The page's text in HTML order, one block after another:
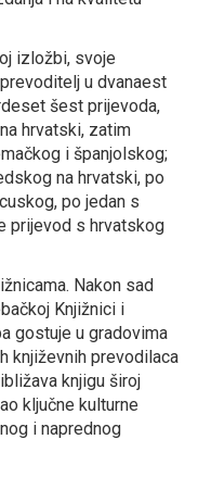
izložbi, svoje
u dvanaest
šest prijevoda,
hrvatski, zatim
i španjolskog;
na hrvatski, po
po jedan s
prijevod s hrvatskog
Nakon sad
Knjižnici i
gostuje u gradovima
književnih prevodilaca
knjigu široj
ključne kulturne
i naprednog